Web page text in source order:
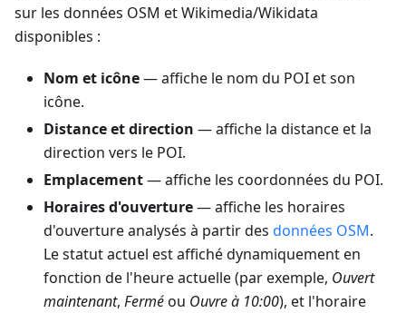
sur les données OSM et Wikimedia/Wikidata
disponibles :
Nom et icône— affiche le nom du POI et son
icône.
Distance et direction — affiche la distance et la
direction vers le POI.
Emplacement— affiche les coordonnées du POI.
Horaires d'ouverture— affiche les horaires
d'ouverture analysés à partir des données OSM.
Le statut actuel est affiché dynamiquement en
fonction de l'heure actuelle (par exemple, Ouvert
maintenant, Ferméou Ouvre à 10:00), et l'horaire